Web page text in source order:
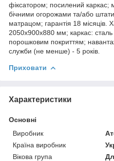
фіксатором; посилений каркас;
бічними огорожами та/або
матрацом; гарантія 18 місяців.
2050х900х880 мм; каркас: сталь
порошковим покриттям;
служби (не менше) - 5 років.
Приховати
Характеристики
Основні
Виробник
Країна виробник
Вікова група